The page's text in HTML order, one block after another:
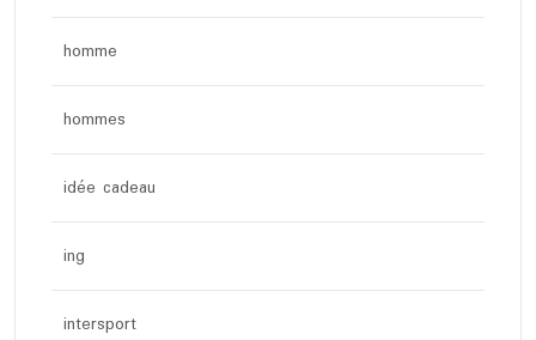
homme
hommes
idée cadeau
ing
intersport